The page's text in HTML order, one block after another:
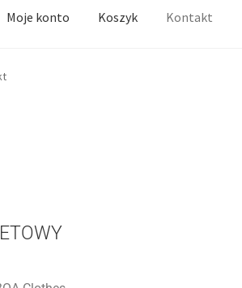
Moje konto Koszyk Kontakt